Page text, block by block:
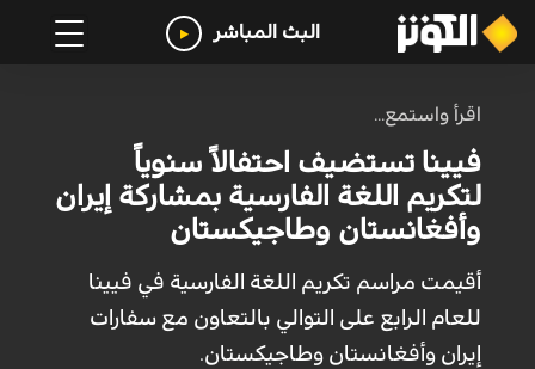
البث المباشر
اقرأ واستمع...
فيينا تستضيف احتفالاً سنوياً
لتكريم اللغة الفارسية بمشاركة إيران
وأفغانستان وطاجيكستان
أقيمت مراسم تكريم اللغة الفارسية في فيينا
للعام الرابع على التوالي بالتعاون مع سفارات
إيران وأفغانستان وطاجيكستان.